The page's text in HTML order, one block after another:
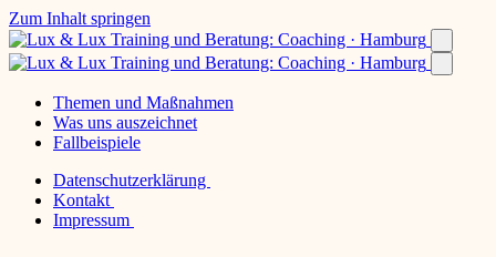
Zum Inhalt springen
Themen und Maßnahmen
Was uns auszeichnet
Fallbeispiele
Datenschutzerklärung
Kontakt
Impressum